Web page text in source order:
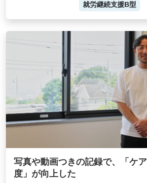
就労継続支援B型
写真や動画つきの記録で、「ケ
度」が向上した